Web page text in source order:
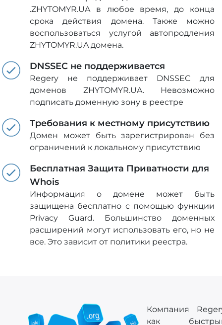
.ZHYTOMYR.UA в любое время, до конца
срока действия домена. Также можно
воспользоваться услугой автопродления
ZHYTOMYR.UA домена.
DNSSEC не поддерживается
Regery не поддерживает DNSSEC для
доменов ZHYTOMYR.UA. Невозможно
подписать доменную зону в реестре
Требования к местному присутствию
Домен может быть зарегистрирован без
ограничений к локальному присутствию
Бесплатная Защита Приватности для
Whois
Информация о домене может быть
защищена бесплатно с помощью функции
Privacy Guard. Большинство доменных
расширений могут использовать его, но не
все. Это зависит от политики реестра.
Компания
как